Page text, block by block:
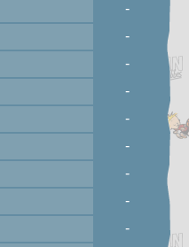
-
-
-
-
-
-
-
-
-